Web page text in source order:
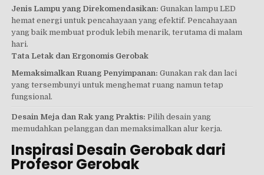
Jenis Lampu yang Direkomendasikan: Gunakan lampu LED
hemat energi untuk pencahayaan yang efektif. Pencahayaan
yang baik membuat produk lebih menarik, terutama di malam
hari.
Tata Letak dan Ergonomis Gerobak
Memaksimalkan Ruang Penyimpanan: Gunakan rak dan laci
yang tersembunyi untuk menghemat ruang namun tetap
fungsional.
Desain Meja dan Rak yang Praktis: Pilih desain yang
memudahkan pelanggan dan memaksimalkan alur kerja.
Inspirasi Desain Gerobak dari
Profesor Gerobak